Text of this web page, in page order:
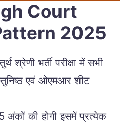
Court
2025
श्रेणी भर्ती परीक्षा में सभी
एवं ओएमआर शीट
अंकों की होगी इसमें प्रत्येक